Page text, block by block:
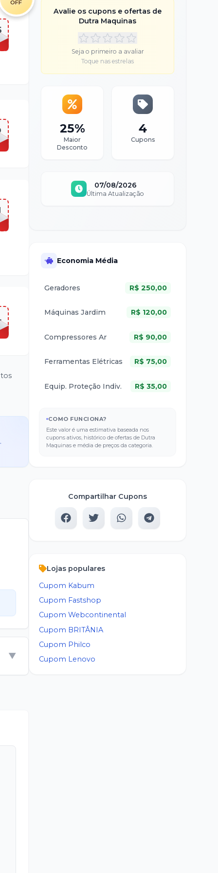
OFF
.
▼
Avalie os cupons e ofertas de
Dutra Maquinas
Seja o primeiro a avaliar
Toque nas estrelas
25%
Maior
Desconto
4
Cupons
07/08/2026
Última Atualização
Economia Média
Geradores R$ 250,00
Máquinas Jardim R$ 120,00
Compressores Ar R$ 90,00
Ferramentas Elétricas R$ 75,00
Equip. Proteção Indiv. R$ 35,00
COMO FUNCIONA?
Este valor é uma estimativa baseada nos
cupons ativos, histórico de ofertas de Dutra
Maquinas e média de preços da categoria.
Compartilhar Cupons
Lojas populares
Cupom Kabum
Cupom Fastshop
CupomWebcontinental
Cupom BRITÂNIA
Cupom Philco
Cupom Lenovo